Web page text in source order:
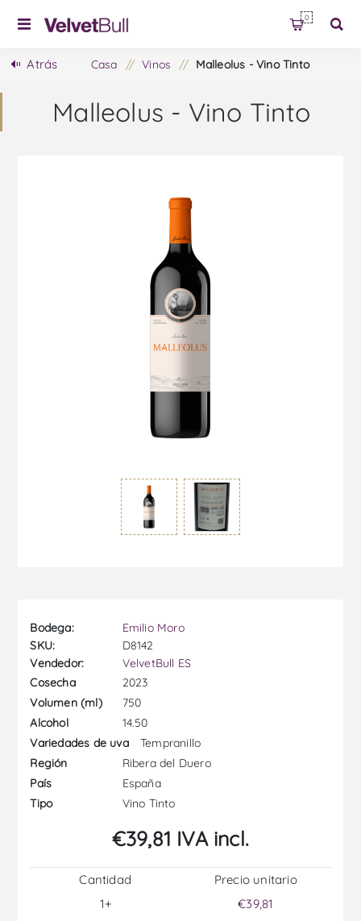
0
Atrás Casa / Vinos / Malleolus - Vino Tinto
Malleolus - Vino Tinto
Bodega:
Emilio Moro
SKU:
D8142
Vendedor:
VelvetBull ES
Cosecha
2023
Volumen (ml)
750
Alcohol
14.50
Variedades de uva
Tempranillo
Región
Ribera del Duero
País
España
Tipo
Vino Tinto
€39,81 IVA incl.
Cantidad
1+
Precio unitario
€39,81